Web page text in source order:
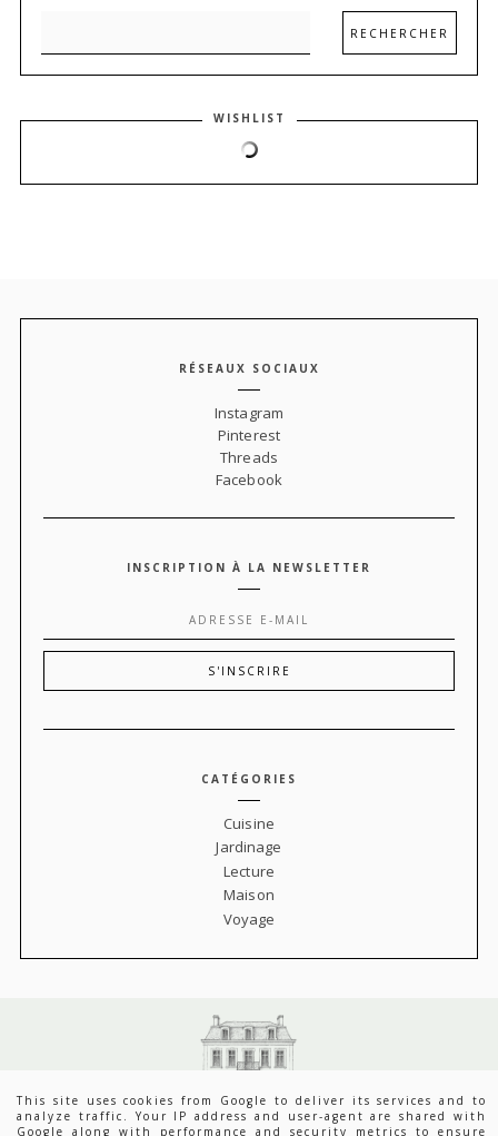
WISHLIST
RÉSEAUX SOCIAUX
Instagram
Pinterest
Threads
Facebook
INSCRIPTION À LA NEWSLETTER
CATÉGORIES
Cuisine
Jardinage
Lecture
Maison
Voyage
This site uses cookies from Google to deliver its services and to
analyze traffic. Your IP address and user-agent are shared with
Google along with performance and security metrics to ensure